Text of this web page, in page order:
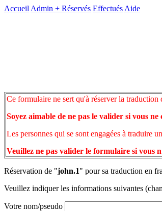
Accueil Admin + Réservés Effectués Aide
Ce formulaire ne sert qu'à réserver la
Soyez aimable de ne pas le valider si vous
Les personnes qui se sont engagées à traduire
Veuillez ne pas valider le formulaire si vous
Réservation de "john.1" pour sa traduction en
Veuillez indiquer les informations suivantes
Votre nom/pseudo